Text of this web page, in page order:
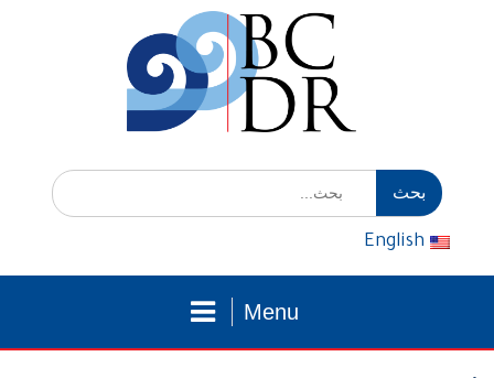
إبحث
عن:
English
Menu